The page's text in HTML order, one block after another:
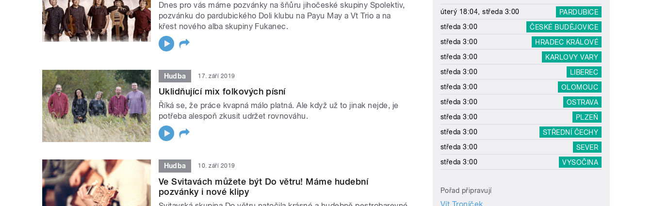
Dnes pro vás máme pozvánky na šňůru jihočeské skupiny Spolektiv,
pozvánku do pardubického Doli klubu na Payu May a Vt Trio a na
křest nového alba skupiny Fukanec.
Hudba 17. září 2019
Uklidňující mix folkových písní
Říká se, že práce kvapná málo platná. Ale když už to jinak nejde, je
potřeba alespoň zkusit udržet rovnováhu.
Hudba 10. září 2019
Ve Svitavách můžete být Do větru! Máme hudební
pozvánky i nové klipy
úterý 18:04, středa 3:00
PARDUBICE
středa 3:00
ČESKÉ BUDĚJOVICE
středa 3:00
HRADEC KRÁLOVÉ
středa 3:00
KARLOVY VARY
středa 3:00
LIBEREC
středa 3:00
OLOMOUC
středa 3:00
OSTRAVA
středa 3:00
PLZEŇ
středa 3:00
STŘEDNÍ ČECHY
středa 3:00
SEVER
středa 3:00
VYSOČINA
Pořad připravují